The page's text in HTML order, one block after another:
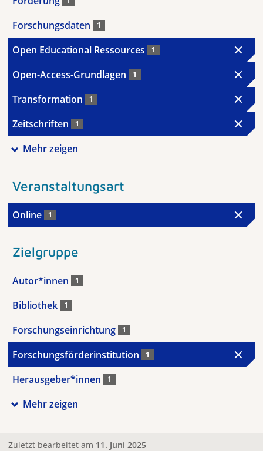
Forschungsdaten 1
Open Educational Ressources 1
Open-Access-Grundlagen 1
Transformation 1
Zeitschriften 1
Mehr zeigen
Veranstaltungsart
Online 1
Zielgruppe
Autor*innen 1
Bibliothek 1
Forschungseinrichtung 1
Forschungsförderinstitution 1
Herausgeber*innen 1
Mehr zeigen
Zuletzt bearbeitet am 11. Juni 2025